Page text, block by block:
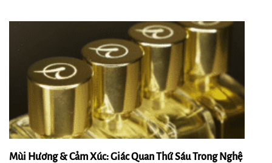
Mùi Hương & Cảm Xúc: Giác Quan Thứ Sáu Trong Nghệ